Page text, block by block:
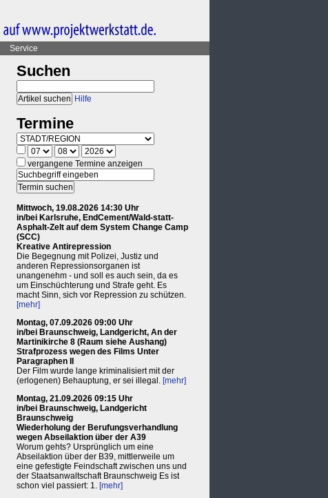
Service
Suchen
Hilfe
Termine
vergangene Termine anzeigen
Mittwoch, 19.08.2026 14:30 Uhr
in/bei Karlsruhe, EndCement/Wald-statt-
Asphalt-Zelt auf dem System Change Camp
(SCC)
Kreative Antirepression
Die Begegnung mit Polizei, Justiz und
anderen Repressionsorganen ist
unangenehm - und soll es auch sein, da es
um Einschüchterung und Strafe geht. Es
macht Sinn, sich vor Repression zu schützen.
[mehr]
Montag, 07.09.2026 09:00 Uhr
in/bei Braunschweig, Landgericht, An der
Martinikirche 8 (Raum siehe Aushang)
Strafprozess wegen des Films Unter
Paragraphen II
Der Film wurde lange kriminalisiert mit der
(erlogenen) Behauptung, er sei illegal. [mehr]
Montag, 21.09.2026 09:15 Uhr
in/bei Braunschweig, Landgericht
Braunschweig
Wiederholung der Berufungsverhandlung
wegen Abseilaktion über der A39
Worum gehts? Ursprünglich um eine
Abseilaktion über der B39, mittlerweile um
eine gefestigte Feindschaft zwischen uns und
der Staatsanwaltschaft Braunschweig Es ist
schon viel passiert: 1. [mehr]